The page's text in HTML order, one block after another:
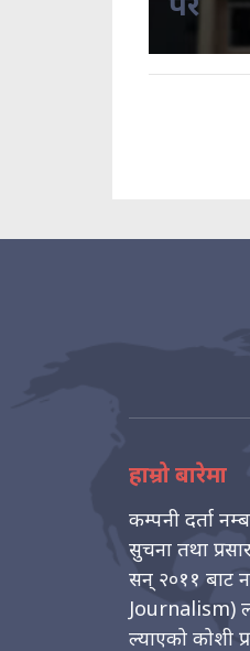
हाम्रो बारेमा
कम्पनी दर्ता
सुचना तथा
सन् २०११ बाट
Journalism)
ल्याएको कोशी